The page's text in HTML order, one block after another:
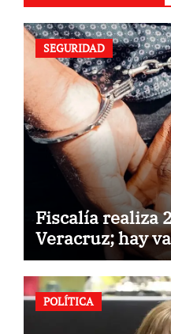
SEGURIDAD
Fiscalía realiza
Veracruz; hay
POLÍTICA